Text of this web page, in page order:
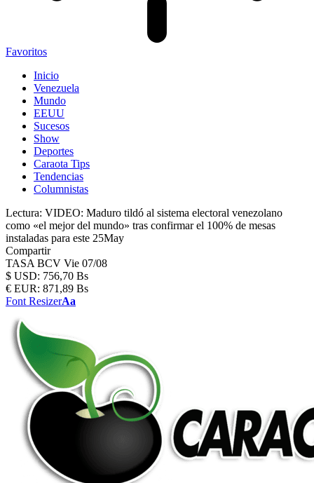
Favoritos
Inicio
Venezuela
Mundo
EEUU
Sucesos
Show
Deportes
Caraota Tips
Tendencias
Columnistas
Lectura: VIDEO: Maduro tildó al sistema electoral venezolano
como «el mejor del mundo» tras confirmar el 100% de mesas
instaladas para este 25May
Compartir
TASA BCV Vie 07/08
$ USD: 756,70 Bs
€ EUR: 871,89 Bs
Font ResizerAa